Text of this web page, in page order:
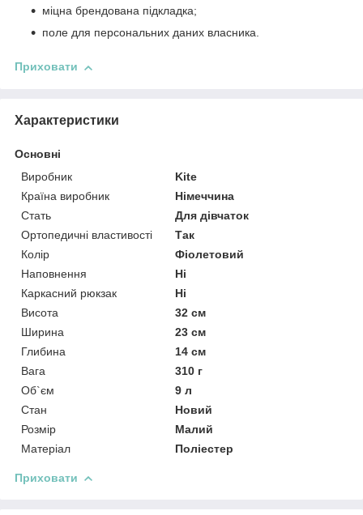
міцна брендована підкладка;
поле для персональних даних власника.
Приховати
Характеристики
Основні
Виробник
Kite
Країна виробник
Німеччина
Стать
Для дівчаток
Ортопедичні властивості
Так
Колір
Фіолетовий
Наповнення
Ні
Каркасний рюкзак
Ні
Висота
32 см
Ширина
23 см
Глибина
14 см
Вага
310 г
Об`єм
9 л
Стан
Новий
Розмір
Малий
Матеріал
Поліестер
Приховати